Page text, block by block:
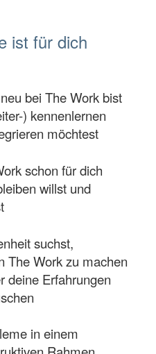
ist für dich
bei The Work bist
) kennenlernen
möchtest
schon für dich
willst und
suchst,
The Work zu machen
deine Erfahrungen
in einem